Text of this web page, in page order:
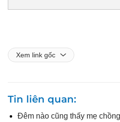
Xem link gốc
Tin liên quan
Đêm nào cũng thấy mẹ